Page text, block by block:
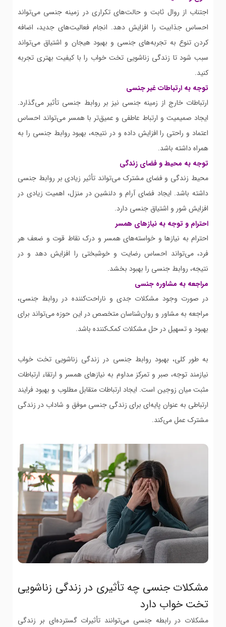
اجتناب از روال ثابت و حالت‌های تکراری در زمینه جنسی می‌تواند
احساس جذابیت را افزایش دهد. انجام فعالیت‌های جدید، اضافه
کردن تنوع به تجربه‌های جنسی و بهبود هیجان و اشتیاق می‌تواند
سبب شود تا زندگی زناشویی تخت خواب را با کیفیت بهتری تجربه
کنید.
توجه به ارتباطات غیر جنسی
ارتباطات خارج از زمینه جنسی نیز بر روابط جنسی تأثیر می‌گذارد.
ایجاد صمیمیت و ارتباط عاطفی و عمیق‌تر با همسر می‌تواند احساس
اعتماد و راحتی را افزایش داده و در نتیجه، بهبود روابط جنسی را به
همراه داشته باشد.
توجه به محیط و فضای زندگی
محیط زندگی و فضای مشترک می‌تواند تأثیر زیادی بر روابط جنسی
داشته باشد. ایجاد فضای آرام و دلنشین در منزل، اهمیت زیادی در
افزایش شور و اشتیاق جنسی دارد.
احترام و توجه به نیازهای همسر
احترام به نیازها و خواسته‌های همسر و درک نقاط قوت و ضعف هر
فرد، می‌تواند احساس رضایت و خوشبختی را افزایش دهد و در
نتیجه، روابط جنسی را بهبود بخشد.
مراجعه به مشاوره جنسی
در صورت وجود مشکلات جدی و ناراحت‌کننده در روابط جنسی،
مراجعه به مشاور و روان‌شناسان متخصص در این حوزه می‌تواند برای
بهبود و تسهیل در حل مشکلات کمک‌کننده باشد.
به طور کلی، بهبود روابط جنسی در زندگی زناشویی تخت خواب
نیازمند توجه، صبر و تمرکز مداوم به نیازهای همسر و ارتقاء ارتباطات
مثبت میان زوجین است. ایجاد ارتباطات متقابل مطلوب و بهبود فرایند
ارتباطی به عنوان پایه‌ای برای زندگی جنسی موفق و شاداب در زندگی
مشترک عمل می‌کند.
مشکلات جنسی چه تأثیری در زندگی زناشویی
تخت خواب دارد
مشکلات در رابطه جنسی می‌توانند تأثیرات گسترده‌ای بر زندگی